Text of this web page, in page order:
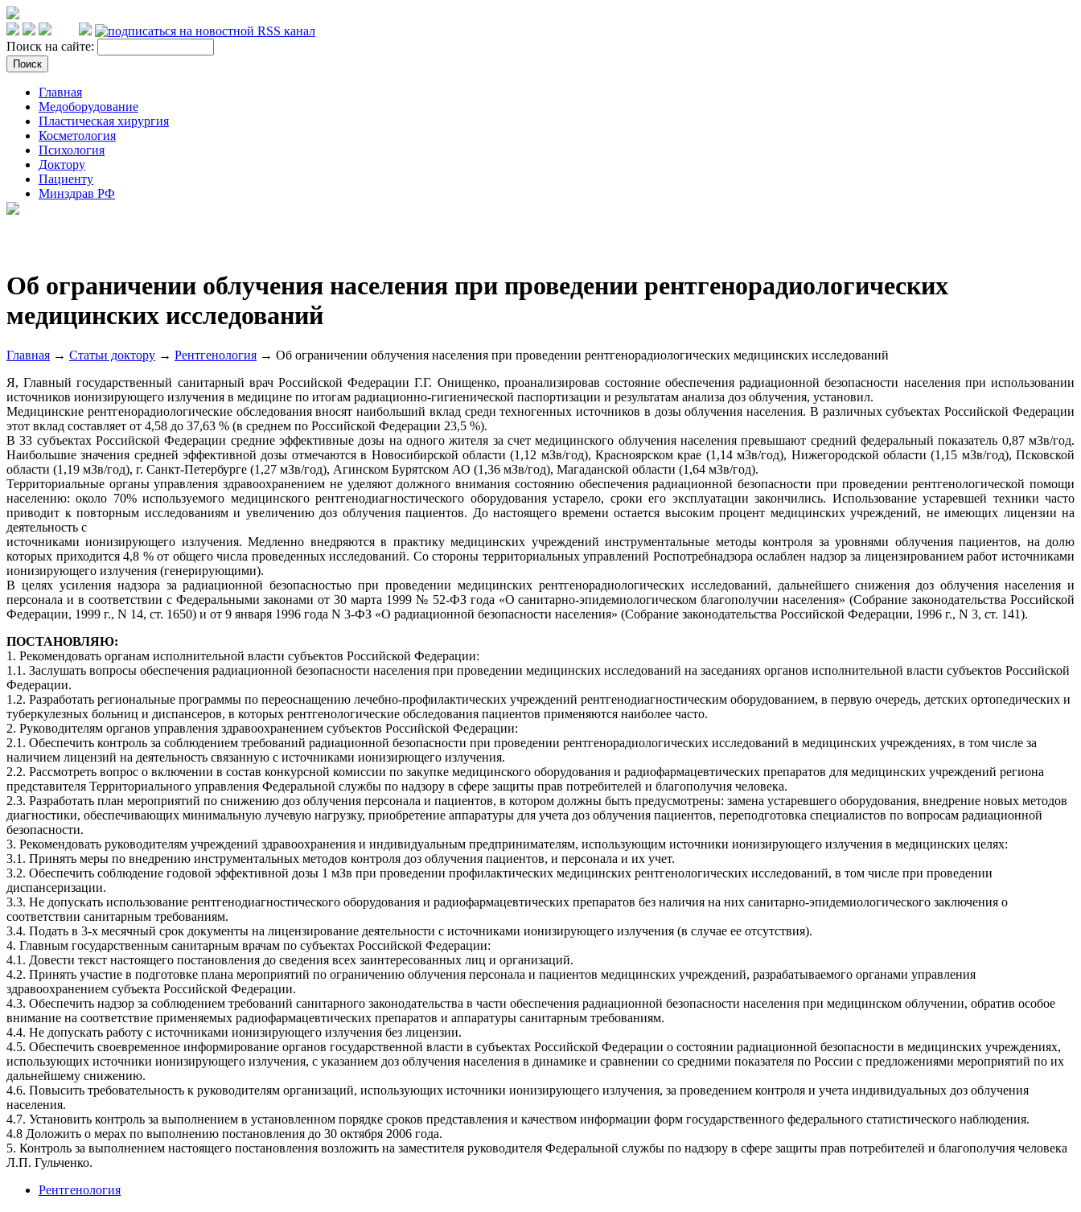
Поиск на сайте:
Главная
Медоборудование
Пластическая хирургия
Косметология
Психология
Доктору
Пациенту
Минздрав РФ
Об ограничении облучения населения при проведении рентгенорадиологических
медицинских исследований
Главная → Статьи доктору → Рентгенология → Об ограничении облучения населения при проведении рентгенорадиологических медицинских исследований
Я, Главный государственный санитарный врач Российской Федерации Г.Г. Онищенко, проанализировав состояние обеспечения радиационной безопасности населения при использовании
источников ионизирующего излучения в медицине по итогам радиационно-гигиенической паспортизации и результатам анализа доз облучения, установил.
Медицинские рентгенорадиологические обследования вносят наибольший вклад среди техногенных источников в дозы облучения населения. В различных субъектах Российской Федерации
этот вклад составляет от 4,58 до 37,63 % (в среднем по Российской Федерации 23,5 %).
В 33 субъектах Российской Федерации средние эффективные дозы на одного жителя за счет медицинского облучения населения превышают средний федеральный показатель 0,87 мЗв/год.
Наибольшие значения средней эффективной дозы отмечаются в Новосибирской области (1,12 мЗв/год), Красноярском крае (1,14 мЗв/год), Нижегородской области (1,15 мЗв/год), Псковской
области (1,19 мЗв/год), г. Санкт-Петербурге (1,27 мЗв/год), Агинском Бурятском АО (1,36 мЗв/год), Магаданской области (1,64 мЗв/год).
Территориальные органы управления здравоохранением не уделяют должного внимания состоянию обеспечения радиационной безопасности при проведении рентгенологической помощи
населению: около 70% используемого медицинского рентгенодиагностического оборудования устарело, сроки его эксплуатации закончились. Использование устаревшей техники часто
приводит к повторным исследованиям и увеличению доз облучения пациентов. До настоящего времени остается высоким процент медицинских учреждений, не имеющих лицензии на
деятельность с
источниками ионизирующего излучения. Медленно внедряются в практику медицинских учреждений инструментальные методы контроля за уровнями облучения пациентов, на долю
которых приходится 4,8 % от общего числа проведенных исследований. Со стороны территориальных управлений Роспотребнадзора ослаблен надзор за лицензированием работ источниками
ионизирующего излучения (генерирующими).
В целях усиления надзора за радиационной безопасностью при проведении медицинских рентгенорадиологических исследований, дальнейшего снижения доз облучения населения и
персонала и в соответствии с Федеральными законами от 30 марта 1999 № 52-ФЗ года «О санитарно-эпидемиологическом благополучии населения» (Собрание законодательства Российской
Федерации, 1999 г., N 14, ст. 1650) и от 9 января 1996 года N 3-ФЗ «О радиационной безопасности населения» (Собрание законодательства Российской Федерации, 1996 г., N 3, ст. 141).
ПОСТАНОВЛЯЮ:
1. Рекомендовать органам исполнительной власти субъектов Российской Федерации:
1.1. Заслушать вопросы обеспечения радиационной безопасности населения при проведении медицинских исследований на заседаниях органов исполнительной власти субъектов Российской
Федерации.
1.2. Разработать региональные программы по переоснащению лечебно-профилактических учреждений рентгенодиагностическим оборудованием, в первую очередь, детских ортопедических и
туберкулезных больниц и диспансеров, в которых рентгенологические обследования пациентов применяются наиболее часто.
2. Руководителям органов управления здравоохранением субъектов Российской Федерации:
2.1. Обеспечить контроль за соблюдением требований радиационной безопасности при проведении рентгенорадиологических исследований в медицинских учреждениях, в том числе за
наличием лицензий на деятельность связанную с источниками ионизирющего излучения.
2.2. Рассмотреть вопрос о включении в состав конкурсной комиссии по закупке медицинского оборудования и радиофармацевтических препаратов для медицинских учреждений региона
представителя Территориального управления Федеральной службы по надзору в сфере защиты прав потребителей и благополучия человека.
2.3. Разработать план мероприятий по снижению доз облучения персонала и пациентов, в котором должны быть предусмотрены: замена устаревшего оборудования, внедрение новых методов
диагностики, обеспечивающих минимальную лучевую нагрузку, приобретение аппаратуры для учета доз облучения пациентов, переподготовка специалистов по вопросам радиационной
безопасности.
3. Рекомендовать руководителям учреждений здравоохранения и индивидуальным предпринимателям, использующим источники ионизирующего излучения в медицинских целях:
3.1. Принять меры по внедрению инструментальных методов контроля доз облучения пациентов, и персонала и их учет.
3.2. Обеспечить соблюдение годовой эффективной дозы 1 мЗв при проведении профилактических медицинских рентгенологических исследований, в том числе при проведении
диспансеризации.
3.3. Не допускать использование рентгенодиагностического оборудования и радиофармацевтических препаратов без наличия на них санитарно-эпидемиологического заключения о
соответствии санитарным требованиям.
3.4. Подать в 3-х месячный срок документы на лицензирование деятельности с источниками ионизирующего излучения (в случае ее отсутствия).
4. Главным государственным санитарным врачам по субъектах Российской Федерации:
4.1. Довести текст настоящего постановления до сведения всех заинтересованных лиц и организаций.
4.2. Принять участие в подготовке плана мероприятий по ограничению облучения персонала и пациентов медицинских учреждений, разрабатываемого органами управления
здравоохранением субъекта Российской Федерации.
4.3. Обеспечить надзор за соблюдением требований санитарного законодательства в части обеспечения радиационной безопасности населения при медицинском облучении, обратив особое
внимание на соответствие применяемых радиофармацевтических препаратов и аппаратуры санитарным требованиям.
4.4. Не допускать работу с источниками ионизирующего излучения без лицензии.
4.5. Обеспечить своевременное информирование органов государственной власти в субъектах Российской Федерации о состоянии радиационной безопасности в медицинских учреждениях,
использующих источники ионизирующего излучения, с указанием доз облучения населения в динамике и сравнении со средними показателя по России с предложениями мероприятий по их
дальнейшему снижению.
4.6. Повысить требовательность к руководителям организаций, использующих источники ионизирующего излучения, за проведением контроля и учета индивидуальных доз облучения
населения.
4.7. Установить контроль за выполнением в установленном порядке сроков представления и качеством информации форм государственного федерального статистического наблюдения.
4.8 Доложить о мерах по выполнению постановления до 30 октября 2006 года.
5. Контроль за выполнением настоящего постановления возложить на заместителя руководителя Федеральной службы по надзору в сфере защиты прав потребителей и благополучия человека
Л.П. Гульченко.
Рентгенология